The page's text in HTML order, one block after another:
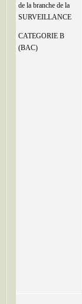
de la branche de la
SURVEILLANCE
CATEGORIE B
(BAC)